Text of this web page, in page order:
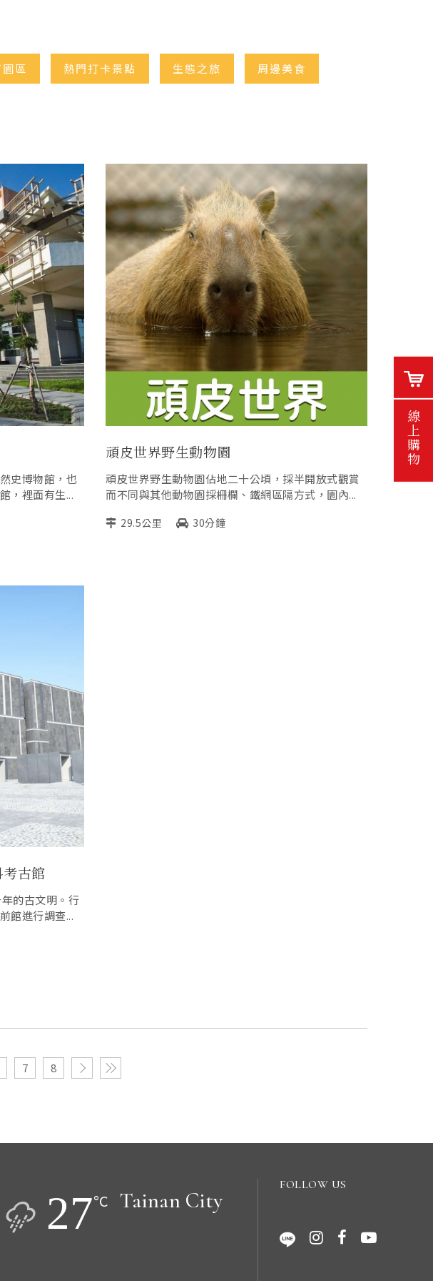
區 熱門打卡景點 生態之旅 周邊美食
史博物館，也
，裡面有生...
頑皮世界野生動物園
頑皮世界野生動物園佔地二十公頃，採半開放式觀賞
而不同與其他動物園採柵欄、鐵網區隔方式，園內...
29.5公里 30分鐘
古館
的古文明。行
館進行調查...
7 8
27°C Tainan City
FOLLOW US
線上購物